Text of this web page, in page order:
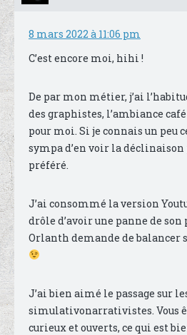
8 mars 2022 à 11:06 pm
C’est encore moi, hihi !
De par mon métier, j’ai
des graphistes, l’ambiance
pour moi. Si je connais un peu
sympa d’en voir la
préféré.
J’ai consommé la version
drôle d’avoir une panne de
Orlanth demande de balancer
J’ai bien aimé le passage sur
simulativonarrativistes. Vous
curieux et ouverts, ce qui est